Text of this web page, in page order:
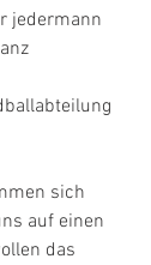
jedermann
sich
auf einen
das